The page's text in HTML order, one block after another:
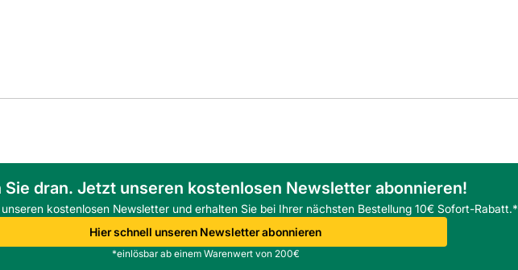
Sie dran. Jetzt unseren kostenlosen Newsletter abonnieren!
kostenlosen Newsletter und erhalten Sie bei Ihrer nächsten Bestellung 10€ Sofort-Rabatt.*
Hier schnell unseren Newsletter abonnieren
*einlösbar ab einem Warenwert von 200€